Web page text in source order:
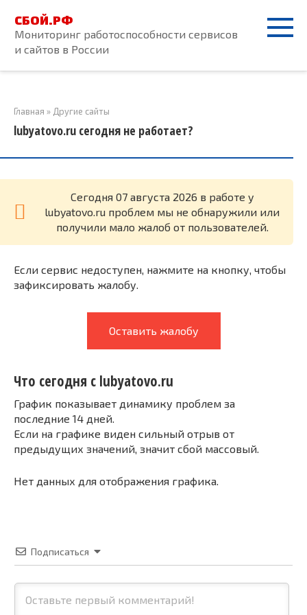
контенту
СБОЙ.РФ
Мониторинг работоспособности сервисов
и сайтов в России
Главная » Другие сайты
lubyatovo.ru сегодня не работает?
Cегодня 07 августа 2026 в работе у
lubyatovo.ru проблем мы не обнаружили или
получили мало жалоб от пользователей.
Если сервис недоступен, нажмите на кнопку, чтобы
зафиксировать жалобу.
Оставить жалобу
Что сегодня с lubyatovo.ru
График показывает динамику проблем за
последние 14 дней.
Если на графике виден сильный отрыв от
предыдущих значений, значит сбой массовый.
Нет данных для отображения графика.
Подписаться